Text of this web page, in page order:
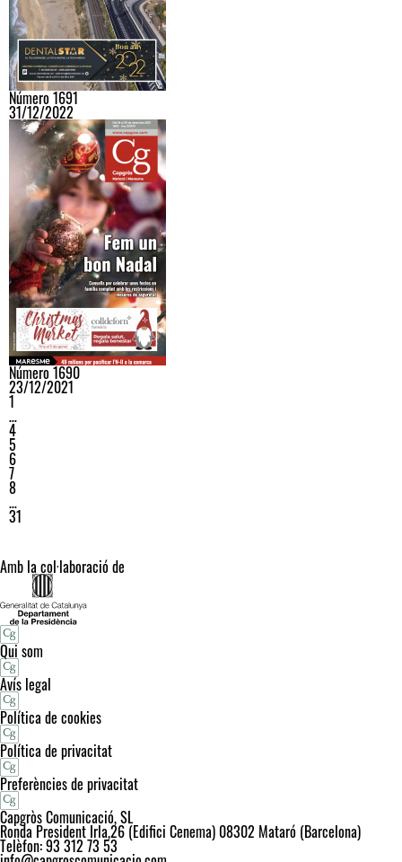
Número 1691
31/12/2022
Número 1690
23/12/2021
1
…
4
5
6
7
8
…
31
Amb la col·laboració de
Qui som
Avís legal
Política de cookies
Política de privacitat
Preferències de privacitat
Capgròs Comunicació, SL
Ronda President Irla,26 (Edifici Cenema) 08302 Mataró (Barcelona)
Telèfon: 93 312 73 53